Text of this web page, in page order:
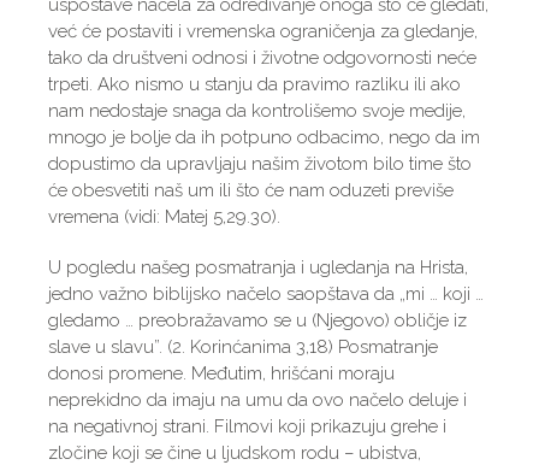
uspostave načela za određivanje onoga što će gledati,
već će postaviti i vremenska ograničenja za gledanje,
tako da društveni odnosi i životne odgovornosti neće
trpeti. Ako nismo u stanju da pravimo razliku ili ako
nam nedostaje snaga da kontrolišemo svoje medije,
mnogo je bolje da ih potpuno odbacimo, nego da im
dopustimo da upravljaju našim životom bilo time što
će obesvetiti naš um ili što će nam oduzeti previše
vremena (vidi: Matej 5,29.30).
U pogledu našeg posmatranja i ugledanja na Hrista,
jedno važno biblijsko načelo saopštava da „mi … koji …
gledamo … preobražavamo se u (Njegovo) obličje iz
slave u slavu”. (2. Korinćanima 3,18) Posmatranje
donosi promene. Međutim, hrišćani moraju
neprekidno da imaju na umu da ovo načelo deluje i
na negativnoj strani. Filmovi koji prikazuju grehe i
zločine koji se čine u ljudskom rodu – ubistva,